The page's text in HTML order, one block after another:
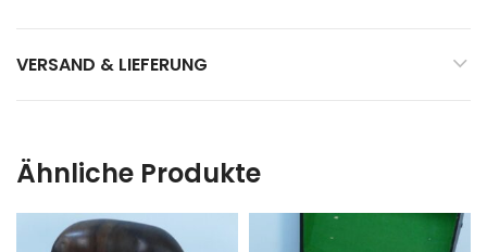
VERSAND & LIEFERUNG
Ähnliche Produkte